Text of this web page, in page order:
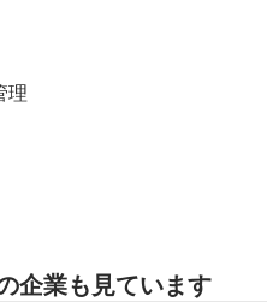
理
企業も見ています